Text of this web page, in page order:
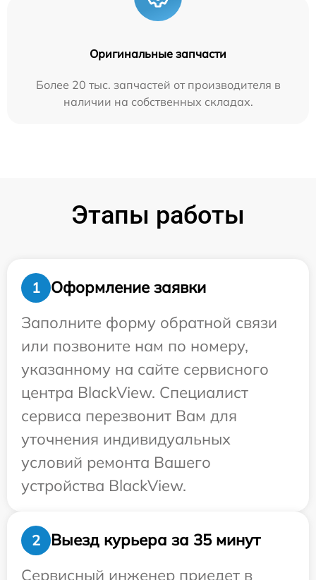
Оригинальные запчасти
Более 20 тыс. запчастей от производителя в
наличии на собственных складах.
Этапы работы
1
Оформление заявки
Заполните форму обратной связи
или позвоните нам по номеру,
указанному на сайте сервисного
центра BlackView. Специалист
сервиса перезвонит Вам для
уточнения индивидуальных
условий ремонта Вашего
устройства BlackView.
2
Выезд курьера за 35 минут
Сервисный инженер приедет в